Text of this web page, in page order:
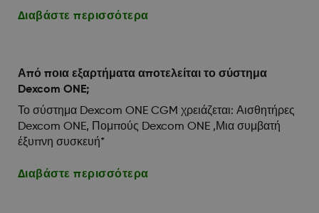
Διαβάστε περισσότερα
Από ποια εξαρτήματα αποτελείται το σύστημα
Dexcom ONE;
Το σύστημα Dexcom ONE CGM χρειάζεται: Αισθητήρες
Dexcom ONE, Πομπούς Dexcom ONE ,Μια συμβατή
έξυπνη συσκευή*
Διαβάστε περισσότερα